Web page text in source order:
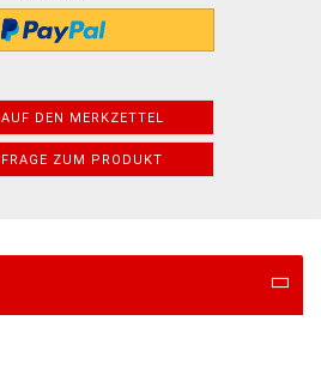
AUF DEN MERKZETTEL
FRAGE ZUM PRODUKT